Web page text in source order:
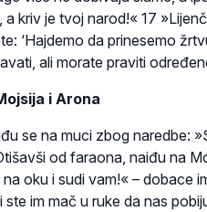
a kriv je tvoj narod!« 17
‘Hajdemo da prinesemo
ali morate praviti
i Arona
se na muci zbog naredbe:
od faraona, naiđu na
oku i sudi vam!« – dobace
im mač u ruke da nas